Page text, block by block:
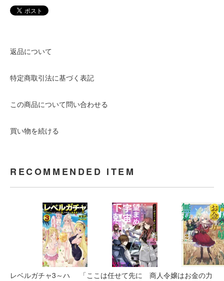
返品について
特定商取引法に基づく表記
この商品について問い合わせる
買い物を続ける
RECOMMENDED ITEM
レベルガチャ3～ハ
「ここは任せて先に
商人令嬢はお金の力